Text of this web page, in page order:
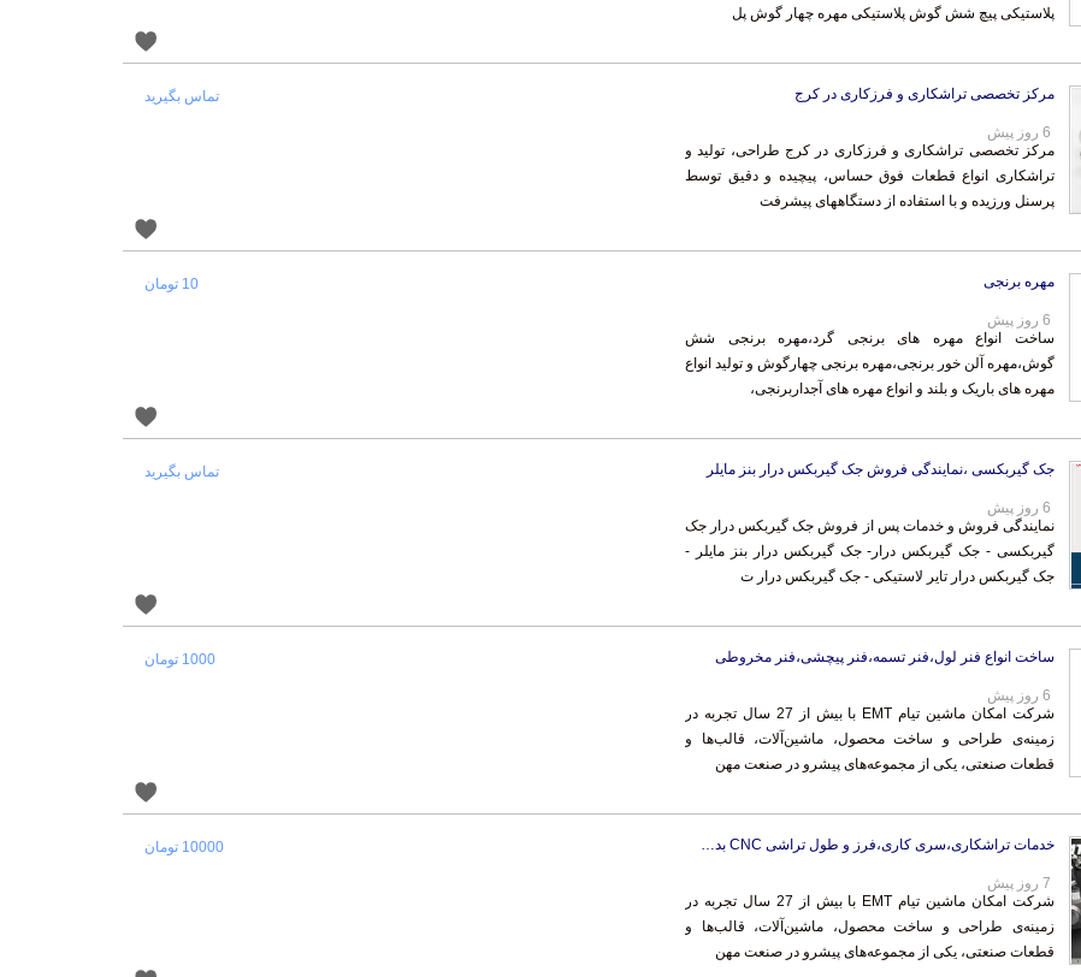
پلاستیکی پیچ شش گوش پلاستیکی مهره چهار گوش پل
مرکز تخصصی تراشکاری و فرزکاری در کرج
مرکز تخصصی تراشکاری و فرزکاری در کرج طراحی، تولید و
تراشکاری انواع قطعات فوق حساس، پیچیده و دقیق توسط
پرسنل ورزیده و با استفاده از دستگاههای پیشرفت
6 روز پیش
تماس بگیرید
مهره برنجی
ساخت انواع مهره های برنجی گرد،مهره برنجی شش
گوش،مهره آلن خور برنجی،مهره برنجی چهارگوش و تولید انواع
مهره های باریک و بلند و انواع مهره های آجداربرنجی،
6 روز پیش
10 تومان
جک گیربکسی ،نمایندگی فروش جک گیربکس درار بنز مایلر
نمایندگی فروش و خدمات پس از فروش جک گیربکس درار جک
گیربکسی - جک گیربکس درار- جک گیربکس درار بنز مایلر -
جک گیربکس درار تایر لاستیکی - جک گیربکس درار ت
6 روز پیش
تماس بگیرید
ساخت انواع فنر لول،فنر تسمه،فنر پیچشی،فنر مخروطی
شرکت امکان ماشین تیام EMT با بیش از 27 سال تجربه در
زمینه‌ی طراحی و ساخت محصول، ماشین‌آلات، قالب‌ها و
قطعات صنعتی، یکی از مجموعه‌های پیشرو در صنعت مهن
6 روز پیش
1000 تومان
خدمات تراشکاری،سری کاری،فرز و طول تراشی CNC بدون م
شرکت امکان ماشین تیام EMT با بیش از 27 سال تجربه در
زمینه‌ی طراحی و ساخت محصول، ماشین‌آلات، قالب‌ها و
قطعات صنعتی، یکی از مجموعه‌های پیشرو در صنعت مهن
7 روز پیش
10000 تومان